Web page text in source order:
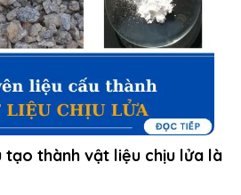
tạo thành vật liệu chịu lửa là